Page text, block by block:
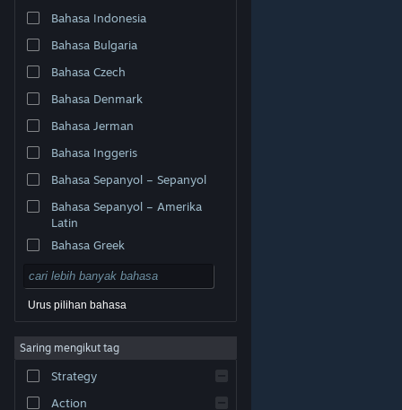
© Valve Corporation. Hak cipta terpelihara. Semua
tanda dagangan ialah hak milik pemilik masing-masing
Perundangan|Accessibility
Steam| Bayaran balik
Bahasa Indonesia
Bahasa Bulgaria
Bahasa Czech
Bahasa Denmark
Bahasa Jerman
Bahasa Inggeris
Bahasa Sepanyol – Sepanyol
Bahasa Sepanyol – Amerika
Latin
Bahasa Greek
Urus pilihan bahasa
Saring mengikut tag
Strategy
Action